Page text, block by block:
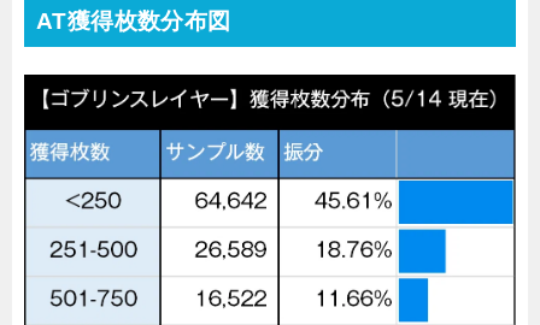
AT獲得枚数分布図